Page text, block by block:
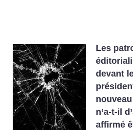
Les
devant
n’a-t-il
affirmé